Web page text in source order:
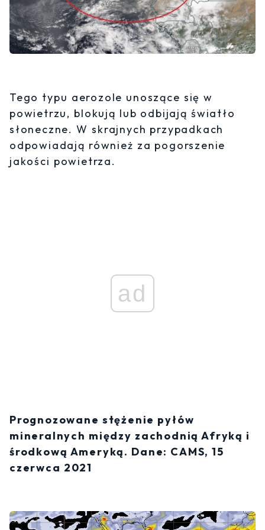
Tego typu aerozole unoszące się w
powietrzu, blokują lub odbijają światło
słoneczne. W skrajnych przypadkach
odpowiadają również za pogorszenie
jakości powietrza.
ad
Prognozowane stężenie pyłów
mineralnych między zachodnią Afryką i
środkową Ameryką. Dane: CAMS, 15
czerwca 2021